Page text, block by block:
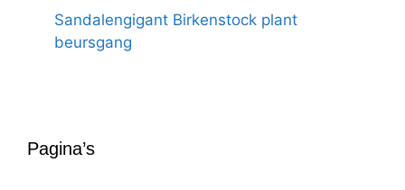
Sandalengigant Birkenstock plant
beursgang
Pagina’s